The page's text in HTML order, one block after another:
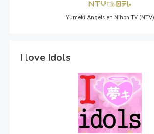
Yumeki Angels en Nihon TV (NTV)
I love Idols